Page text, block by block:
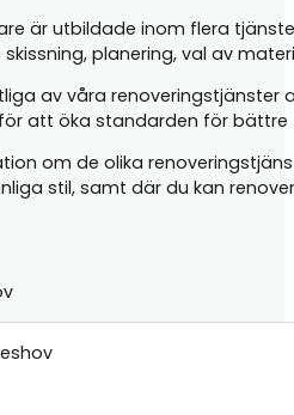
är utbildade inom flera
planering, val av
av våra renoveringstjänster
att öka standarden för bättre
om de olika
stil, samt där du kan